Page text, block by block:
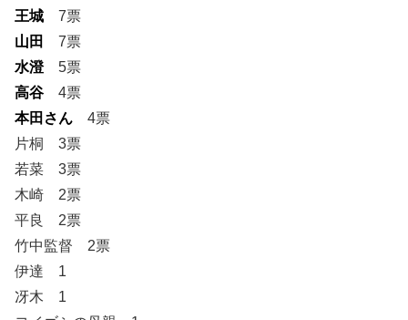
王城 7票
山田
7票
水澄5票
高谷 4票
本田さん 4票
片桐 3票
若菜 3票
木崎 2票
平良 2票
竹中監督 2票
伊達 1
冴木 1